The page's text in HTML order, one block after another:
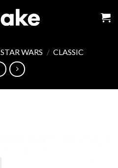
STAR WARS / CLASSIC